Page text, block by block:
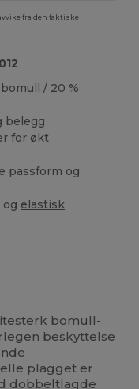
fra den faktiske
bomull / 20 %
belegg
for økt
passform og
elastisk
bomull-
beskyttelse
plagget er
dobbeltlagde